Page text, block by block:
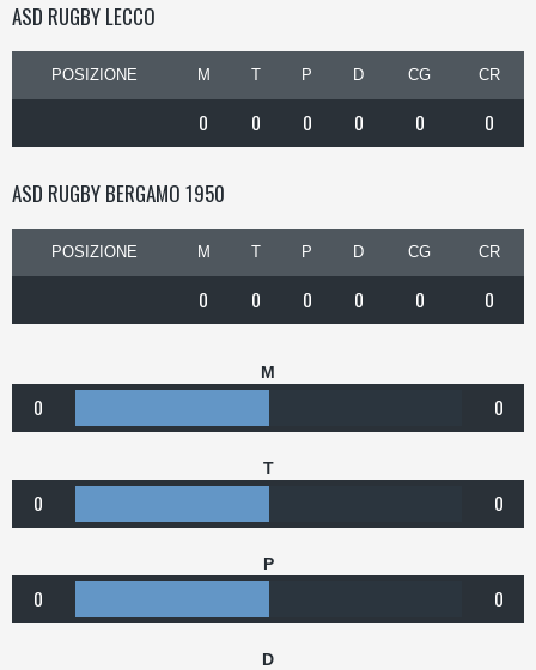
ASD RUGBY LECCO
POSIZIONE M T P D CG CR
0 0 0 0 0 0
ASD RUGBY BERGAMO 1950
POSIZIONE M T P D CG CR
0 0 0 0 0 0
M
0 0
T
0 0
P
0 0
D